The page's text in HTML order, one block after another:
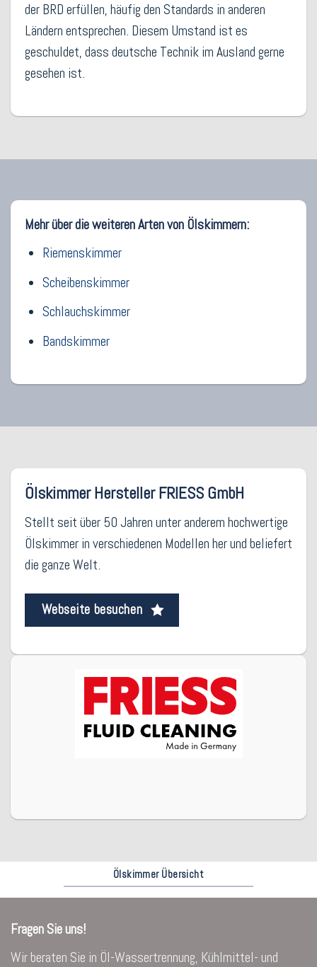
der BRD erfüllen, häufig den Standards in anderen
Ländern entsprechen. Diesem Umstand ist es
geschuldet, dass deutsche Technik im Ausland gerne
gesehen ist.
Mehr über die weiteren Arten von Ölskimmern:
Riemenskimmer
Scheibenskimmer
Schlauchskimmer
Bandskimmer
Ölskimmer Hersteller FRIESS GmbH
Stellt seit über 50 Jahren unter anderem hochwertige
Ölskimmer in verschiedenen Modellen her und beliefert
die ganze Welt.
Webseite besuchen
Ölskimmer Übersicht
Fragen Sie uns!
Wir beraten Sie in Öl-Wassertrennung, Kühlmittel- und